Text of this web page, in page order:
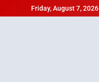
to
Friday, August 7, 2026